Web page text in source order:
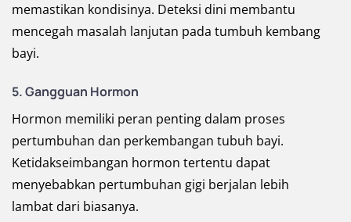
memastikan kondisinya. Deteksi dini membantu
mencegah masalah lanjutan pada tumbuh kembang
bayi.
5. Gangguan Hormon
Hormon memiliki peran penting dalam proses
pertumbuhan dan perkembangan tubuh bayi.
Ketidakseimbangan hormon tertentu dapat
menyebabkan pertumbuhan gigi berjalan lebih
lambat dari biasanya.